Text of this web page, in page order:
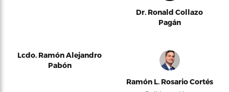
Dr. Ronald Collazo
Pagán
Lcdo. Ramón Alejandro
Pabón
Ramón L. Rosario Cortés